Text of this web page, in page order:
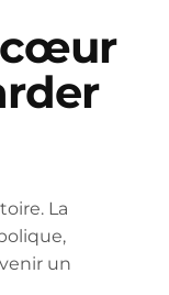
cœur
La
un